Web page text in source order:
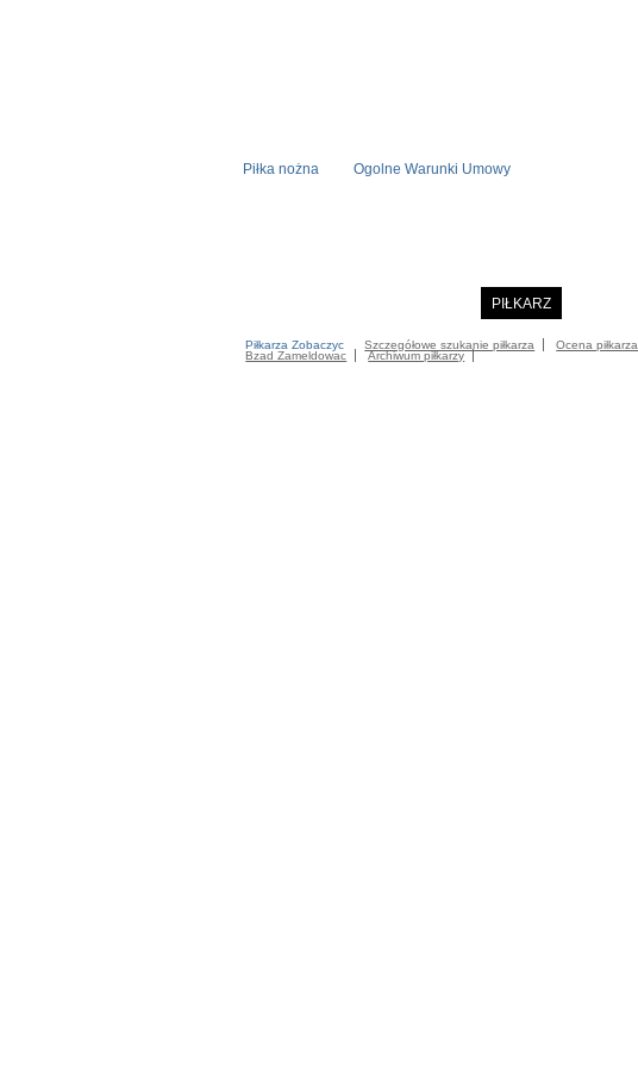
Piłka nożna Ogolne Warunki Umowy
PIŁKARZ
Piłkarza Zobaczyc Szczegółowe szukanie piłkarza Ocena piłkarza
Bzad Zameldowac
Archiwum piłkarzy